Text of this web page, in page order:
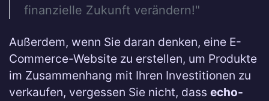
finanzielle Zukunft verändern!"
Außerdem, wenn Sie daran denken, eine E-
Commerce-Website zu erstellen, um Produkte
im Zusammenhang mit Ihren Investitionen zu
verkaufen, vergessen Sie nicht, dass echo-